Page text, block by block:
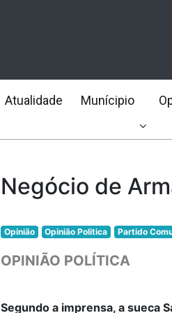
Atualidade Munícipio
Negócio de
Opinião Opinião Politica Partido
OPINIÃO POLÍTICA
Segundo a imprensa, a sueca